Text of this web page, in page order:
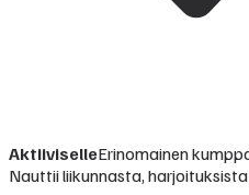
AktiiviselleErinomainen
Nauttii liikunnasta,